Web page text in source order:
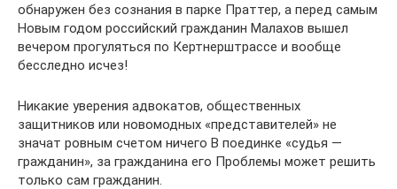
обнаружен без сознания в парке Праттер, а перед самым
Новым годом российский гражданин Малахов вышел
вечером прогуляться по Кертнерштрассе и вообще
бесследно исчез!
Никакие уверения адвокатов, общественных
защитников или новомодных «представителей» не
значат ровным счетом ничего В поединке «судья —
гражданин», за гражданина его Проблемы может решить
только сам гражданин.